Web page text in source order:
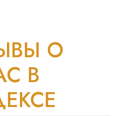
О
В